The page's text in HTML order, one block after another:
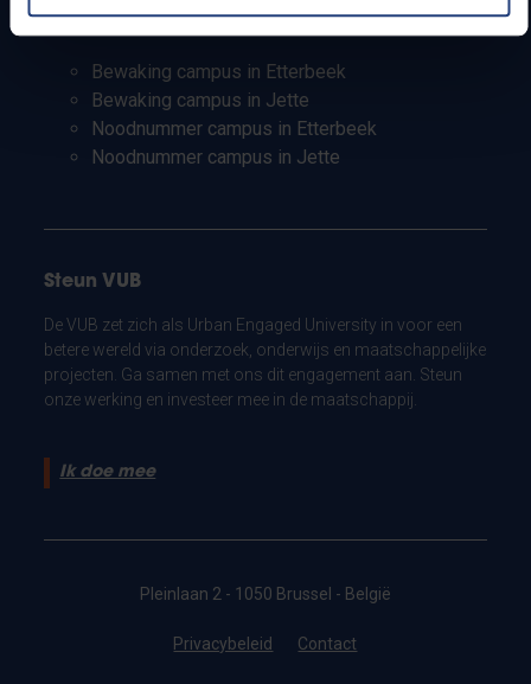
Bewaking campus in Etterbeek
Bewaking campus in Jette
Noodnummer campus in Etterbeek
Noodnummer campus in Jette
Steun VUB
De VUB zet zich als Urban Engaged University in voor een
betere wereld via onderzoek, onderwijs en maatschappelijke
projecten. Ga samen met ons dit engagement aan. Steun
onze werking en investeer mee in de maatschappij.
Ik doe mee
Pleinlaan 2 - 1050 Brussel - België
Privacybeleid Contact